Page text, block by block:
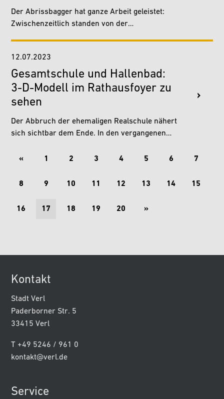
Der Abrissbagger hat ganze Arbeit geleistet:
Zwischenzeitlich standen von der
12.07.2023
Gesamtschule und Hallenbad:
3-D-Modell im Rathausfoyer zu
sehen
Der Abbruch der ehemaligen Realschule nähert
sich sichtbar dem Ende. In den vergangenen
Gebäude zwischen dem…
« 1 2 3 4 5 6 7
8 9 10 11 12 13 14 15
16 17 18 19 20 »
Kontakt
Stadt Verl
Paderborner Str. 5
33415 Verl
T +49 5246 / 961 0
kontakt@verl.de
Service